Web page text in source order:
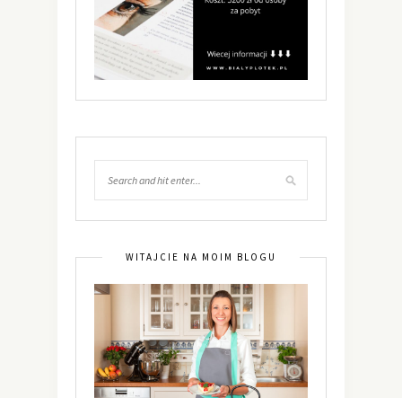
WITAJCIE NA MOIM BLOGU